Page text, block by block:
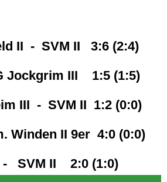
II - SVM II 3:6 (2:4)
Jockgrim III 1:5 (1:5)
III - SVM II 1:2 (0:0)
Winden II 9er 4:0 (0:0)
- SVM II 2:0 (1:0)